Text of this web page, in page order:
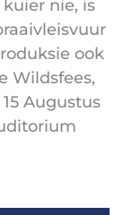
nie, is
ook
Wildsfees,
Augustus